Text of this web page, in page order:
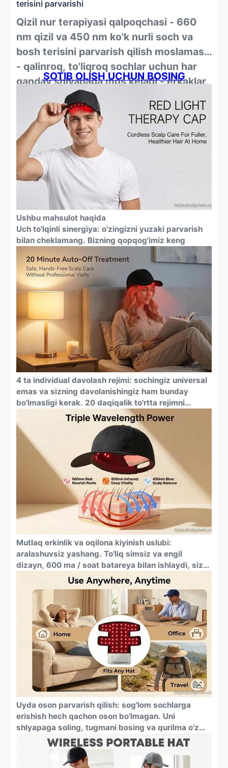
terisini parvarishi
Qizil nur terapiyasi qalpoqchasi - 660
nm qizil va 450 nm ko'k nurli soch va
bosh terisini parvarish qilish moslamasi
- qalinroq, to'liqroq sochlar uchun har
qanday shlyapaga mos keladi - erkaklar
va ayollar uchun
SOTIB OLISH UCHUN BOSING
Ushbu mahsulot haqida
Uch to'lqinli sinergiya: o'zingizni yuzaki parvarish
bilan cheklamang. Bizning qopqog'imiz keng
o'rganilgan to'lqin uzunliklarini (660 nm qizil + 450
nm ko'k) birlashtiradi. U follikulalarni oziqlantiradi,
ildizlarni quvvatlantiradi va bosh terisini
muvozanatlashtiradi, soch o'sishi uchun maqbul
4 ta individual davolash rejimi: sochingiz universal
emas va sizning davolanishingiz ham bunday
bo'lmasligi kerak. 20 daqiqalik to'rtta rejimni
osongina almashtiring: ovqatlanish uchun qizil
chiroq, bosh terisi muvozanatini saqlash uchun
ko'k chiroq, chuqur hidrasiya uchun qizil + infraqizil
nur va sochlarning sog'lig'i va zichligini har
tomonlama yaxshilash uchun uch tomonlama
yoritgichli murakkab rejim.
Mutlaq erkinlik va oqilona kiyinish uslubi:
aralashuvsiz yashang. To'liq simsiz va engil
dizayn, 600 ma / soat batareya bilan ishlaydi, sizni
rozetkalar va chigal simlardan qutqaradi.
Moslashuvchan silikon yostiq har qanday bosh
kiyim — beysbol qalpoqlari, beanie shlyapalari
ostida qulay va ko'zga tashlanmaydigan kiyish
uchun mo'ljallangan.
Uyda oson parvarish qilish: sog'lom sochlarga
erishish hech qachon oson bo'lmagan. Uni
shlyapaga soling, tugmani bosing va qurilma o'z
ishini bajarishiga ruxsat bering. O'rnatilgan 20
daqiqalik taymer har safar mukammal va xavfsiz
seansni ta'minlaydi, oxirida avtomatik ravishda